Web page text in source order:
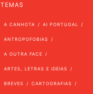
TEMAS
A CANHOTA AI PORTUGAL
ANTROPOFOBIAS
A OUTRA FACE
ARTES, LETRAS E IDEIAS
BREVES CARTOGRAFIAS